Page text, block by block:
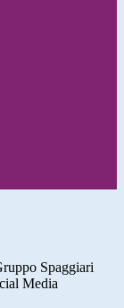
Spaggiari
Media